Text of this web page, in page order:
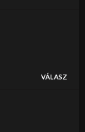
VÁLASZ